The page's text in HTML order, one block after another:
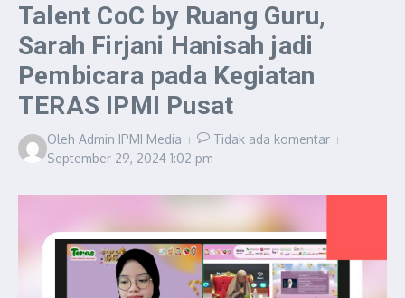
Talent CoC by Ruang Guru,
Sarah Firjani Hanisah jadi
Pembicara pada Kegiatan
TERAS IPMI Pusat
Oleh Admin IPMI Media
Tidak ada komentar
September 29, 2024 1:02 pm